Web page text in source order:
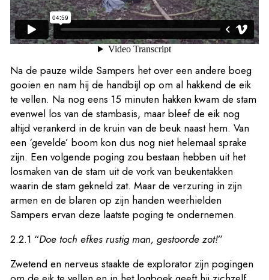
Na de pauze wilde Sampers het over een andere boeg
gooien en nam hij de handbijl op om al hakkend de eik
te vellen. Na nog eens 15 minuten hakken kwam de stam
evenwel los van de stambasis, maar bleef de eik nog
altijd verankerd in de kruin van de beuk naast hem. Van
een ‘gevelde’ boom kon dus nog niet helemaal sprake
zijn. Een volgende poging zou bestaan hebben uit het
losmaken van de stam uit de vork van beukentakken
waarin de stam gekneld zat. Maar de verzuring in zijn
armen en de blaren op zijn handen weerhielden
Sampers ervan deze laatste poging te ondernemen.
2.2.1 “Doe toch efkes rustig man, gestoorde zot!”
Zwetend en nerveus staakte de explorator zijn pogingen